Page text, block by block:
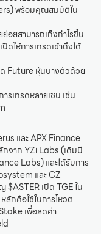
พร้อมคุณสมบัติใน
อยสามารถเก็งกำไรขึ้น
ดให้การเทรดเข้าถึงได้
ด Future หุ้นบางตัวด้วย
รเทรดหลายเชน เช่น
และ APX Finance
จาก YZi Labs (เดิมมี
Labs) และได้รับการ
และ CZ
$ASTER เปิด TGE ใน
กคือใช้ในการโหวต
เพื่อลดค่า